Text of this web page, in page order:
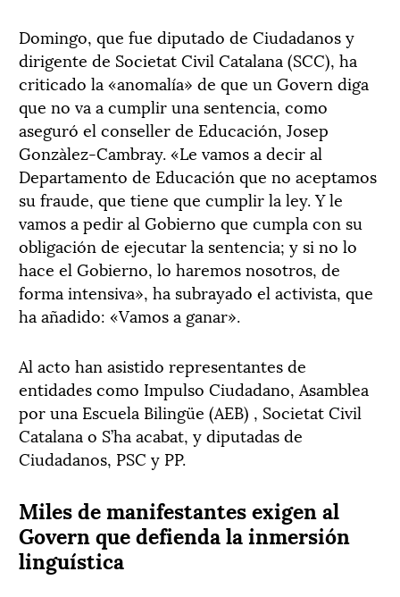
Domingo, que fue diputado de Ciudadanos y
dirigente de Societat Civil Catalana (SCC), ha
criticado la «anomalía» de que un Govern diga
que no va a cumplir una sentencia, como
aseguró el conseller de Educación, Josep
Gonzàlez-Cambray. «Le vamos a decir al
Departamento de Educación que no aceptamos
su fraude, que tiene que cumplir la ley. Y le
vamos a pedir al Gobierno que cumpla con su
obligación de ejecutar la sentencia; y si no lo
hace el Gobierno, lo haremos nosotros, de
forma intensiva», ha subrayado el activista, que
ha añadido: «Vamos a ganar».
Al acto han asistido representantes de
entidades como Impulso Ciudadano, Asamblea
por una Escuela Bilingüe (AEB) , Societat Civil
Catalana o S’ha acabat, y diputadas de
Ciudadanos, PSC y PP.
Miles de manifestantes exigen al
Govern que defienda la inmersión
linguística